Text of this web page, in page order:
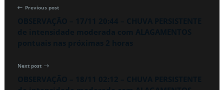
Previous post
Next post